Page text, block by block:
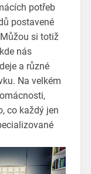
potřeb
postavené
si totiž
nás
a různé
Na velkém
co každý jen